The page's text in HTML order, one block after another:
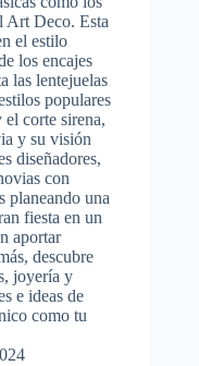
Deco. Esta
el estilo
los encajes
las lentejuelas
populares
corte sirena,
y su visión
diseñadores,
con
planeando una
fiesta en un
aportar
descubre
joyería y
e ideas de
como tu